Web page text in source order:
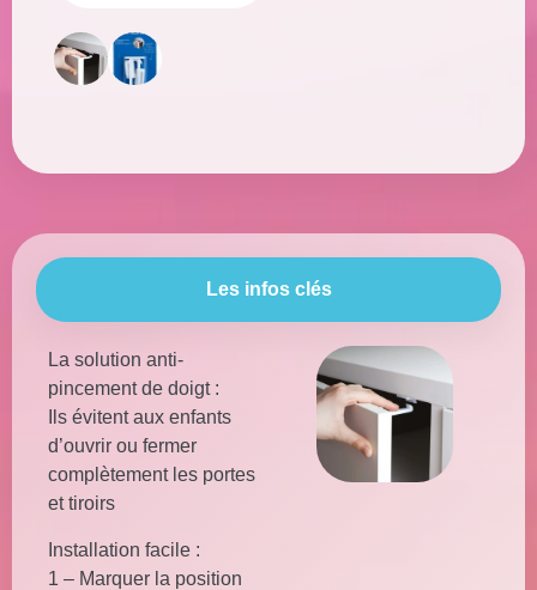
Les infos clés
La solution anti-
pincement de doigt :
Ils évitent aux enfants
d’ouvrir ou fermer
complètement les portes
et tiroirs
Installation facile :
1 – Marquer la position